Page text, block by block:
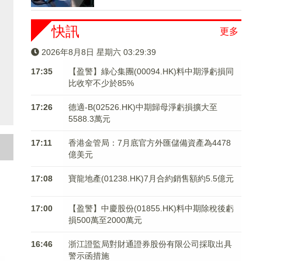
更多
快訊
2026年8月8日 星期六 03:29:39
17:35
【盈警】綠心集團(00094.HK)料中期淨虧損同
比收窄不少於85%
17:26
德適-B(02526.HK)中期歸母淨虧損擴大至
5588.3萬元
17:11
香港金管局：7月底官方外匯儲備資產為4478
億美元
17:08 寶龍地產(01238.HK)7月合約銷售額約5.5億元
17:00
【盈警】中慶股份(01855.HK)料中期除稅後虧
損500萬至2000萬元
16:46
浙江證監局對財通證券股份有限公司採取出具
警示函措施